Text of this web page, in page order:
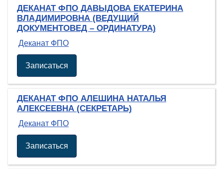
ДЕКАНАТ ФПО ДАВЫДОВА ЕКАТЕРИНА
ВЛАДИМИРОВНА (ВЕДУЩИЙ
ДОКУМЕНТОВЕД – ОРДИНАТУРА)
Деканат ФПО
Записаться
ДЕКАНАТ ФПО АЛЕШИНА НАТАЛЬЯ
АЛЕКСЕЕВНА (СЕКРЕТАРЬ)
Деканат ФПО
Записаться